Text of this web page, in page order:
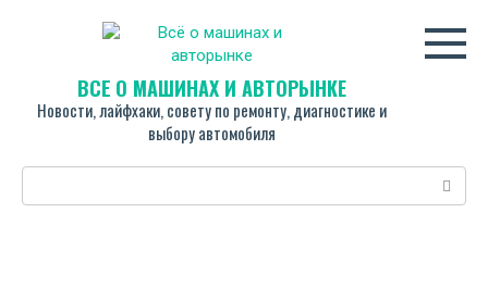
ВСЁ О МАШИНАХ И АВТОРЫНКЕ
Новости, лайфхаки, совету по ремонту, диагностике и
выбору автомобиля
Поиск: